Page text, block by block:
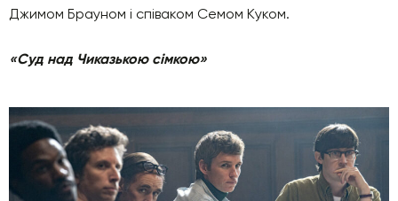
Джимом Брауном і співаком Семом Куком.
«Суд над Чиказькою сімкою»